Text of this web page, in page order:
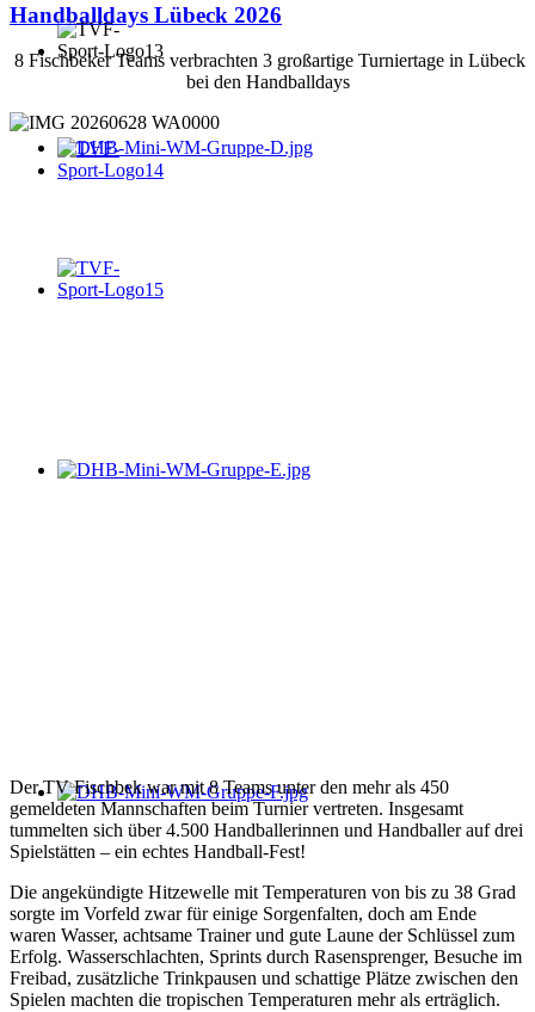
Handballdays Lübeck 2026
8 Fischbeker Teams verbrachten 3 großartige Turniertage in Lübeck
bei den Handballdays
Der TV Fischbek war mit 8 Teams unter den mehr als 450
gemeldeten Mannschaften beim Turnier vertreten. Insgesamt
tummelten sich über 4.500 Handballerinnen und Handballer auf drei
Spielstätten – ein echtes Handball-Fest!
Die angekündigte Hitzewelle mit Temperaturen von bis zu 38 Grad
sorgte im Vorfeld zwar für einige Sorgenfalten, doch am Ende
waren Wasser, achtsame Trainer und gute Laune der Schlüssel zum
Erfolg. Wasserschlachten, Sprints durch Rasensprenger, Besuche im
Freibad, zusätzliche Trinkpausen und schattige Plätze zwischen den
Spielen machten die tropischen Temperaturen mehr als erträglich.